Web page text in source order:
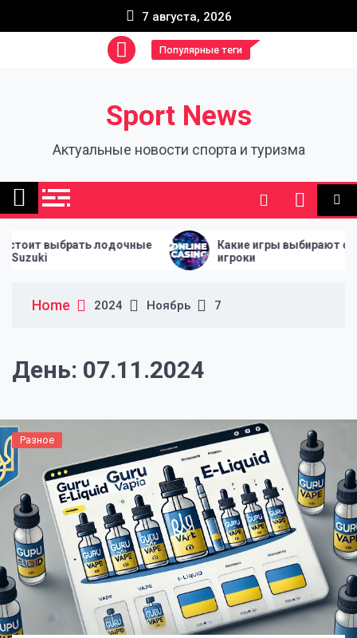
7 августа, 2026
Популярные теги
Sport News
Актуальные новости спорта и туризма
выбрать лодочные
Какие игры выбирают
игроки
Home 2024 Ноябрь 7
День: 07.11.2024
Разное